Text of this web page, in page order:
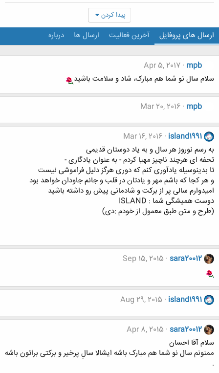
پیدا کردن
ارسال های پروفایل آخرین فعالیت ارسال ها درباره
mpb
Apr 5, 2017
سلام سال نو شما هم مبارک، شاد و سلامت باشید
mpb
Mar 20, 2016
island1991
Mar 16, 2016
به رسم نوروز هر سال و به یاد دوستان قدیمی
تحفه ای هرچند ناچیز مهیا کردم - به عنوان یادگاری -
تا بدینوسیله یادآوری کنم که دوری هرگز دلیل فراموشی نیست
و هر کجا که باشم مهر و یادتان در قلب و جانم جاودان خواهد بود
امیدوارم سالی پر از برکت و شادمانی پیش رو داشته باشید
دوست همیشگی شما : ISLAND
(طرح و متن طبق معمول از خودم :دی)
sara20012
Sep 15, 2015
island1991
Aug 29, 2015
sara20012
Apr 8, 2015
سلام آقا احسان
ممنونم سال نو شما هم مبارک باشه ایشالا سالِ پرخیر و برکتی براتون باشه
.